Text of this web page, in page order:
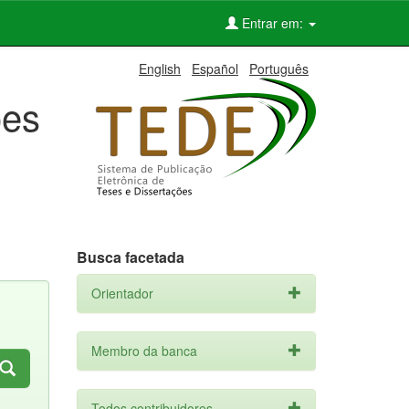
Entrar em:
English Español Português
Busca facetada
Orientador
Membro da banca